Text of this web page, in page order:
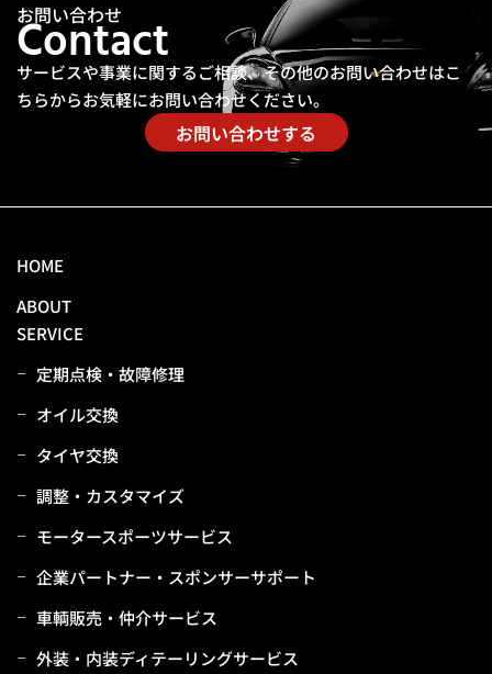
Contact
お問い合わせ
サービスや事業に関するご相談、その他のお問い合わせはこ
ちらからお気軽にお問い合わせください。
お問い合わせする
HOME
ABOUT
SERVICE
定期点検・故障修理
オイル交換
タイヤ交換
調整・カスタマイズ
モータースポーツサービス
企業パートナー・スポンサーサポート
⾞輌販売・仲介サービス
外装・内装ディテーリングサービス